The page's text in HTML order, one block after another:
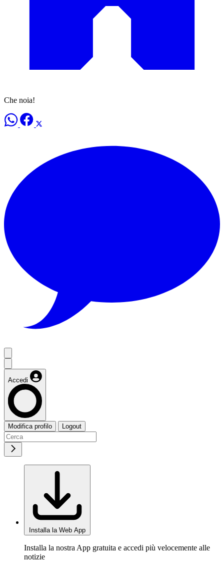
Che noia!
Accedi
Modifica profilo Logout
Installa la Web App
Installa la nostra App gratuita e accedi più velocemente alle
notizie